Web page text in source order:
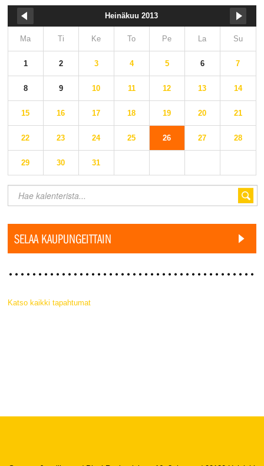
Heinäkuu 2013
Ma Ti Ke To Pe La Su
1 2 3 4 5 6 7
8 9 10 11 12 13 14
15 16 17 18 19 20 21
22 23 24 25 26 27 28
29 30 31
SELAA KAUPUNGEITTAIN
Katso kaikki tapahtumat